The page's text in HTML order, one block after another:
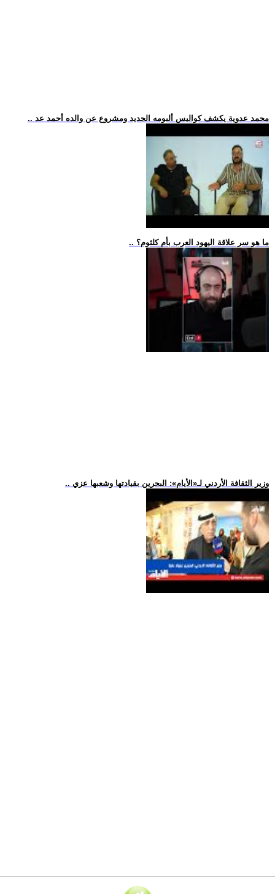
.. محمد عدوية يكشف كواليس ألبومه الجديد ومشروع عن والده أحمد عد
.. ما هو سر علاقة اليهود العرب بأم كلثوم؟
.. وزير الثقافة الأردني لـ«الأيام»: البحرين بقيادتها وشعبها عزي